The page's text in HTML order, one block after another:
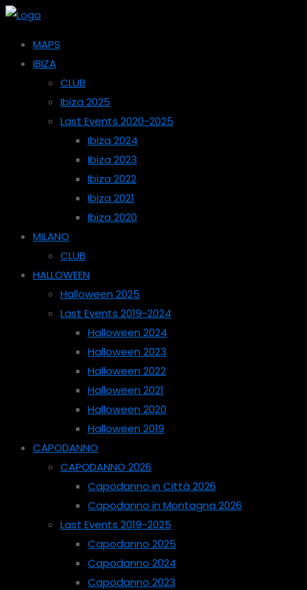
MAPS
IBIZA
CLUB
Ibiza 2025
Last Events 2020-2025
Ibiza 2024
Ibiza 2023
Ibiza 2022
Ibiza 2021
Ibiza 2020
MILANO
CLUB
HALLOWEEN
Halloween 2025
Last Events 2019-2024
Halloween 2024
Halloween 2023
Halloween 2022
Halloween 2021
Halloween 2020
Halloween 2019
CAPODANNO
CAPODANNO 2026
Capodanno in Città 2026
Capodanno in Montagna 2026
Last Events 2019-2025
Capodanno 2025
Capodanno 2024
Capodanno 2023